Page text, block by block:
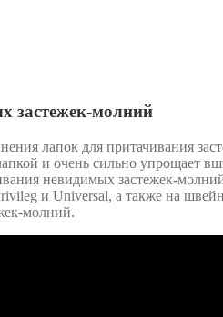
застежек-молний
лапок для притачивания
и очень сильно упрощает
невидимых застежек-
и Universal, а также на
молний.